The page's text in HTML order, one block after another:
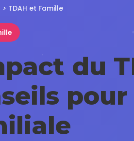
> TDAH et Famille
du